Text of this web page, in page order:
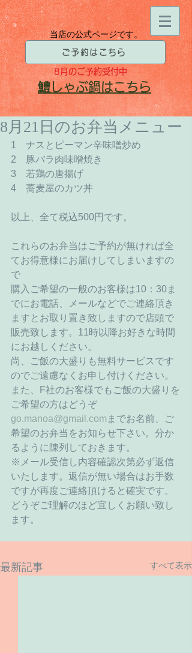
当店の公式ページです。
ご予約はこちら
8月のご予約受付中
​鱧しゃぶ鍋はこちら
8月21日のお弁当メニュー
1　ナスとピーマン辛味噌炒め
2　豚バラ肉味噌焼き
3　若鶏の唐揚げ
4　蕎麦屋のカツ丼
以上、全て税込500円です。
これらのお弁当はご予約が無ければ全
てお得意様にお届けしてしまいますの
で
購入ご希望の一般のお客様は10：30ま
でにお電話、メールなどでご連絡頂き
ますとお取り置き致しますので店頭で
販売致します。11時以降お好きな時間
にお越しください。
尚、ご飯の大盛りも無料サービスです
のでご遠慮なくお申し付けください。
また、F社のお客様でもご飯の大盛りを
ご希望の方はどうぞ
go.manoa@gmail.com までお名前、ご
希望のお弁当をお知らせ下さい。分か
るように陳列しておきます。
※メール受信し内容確認次第必ず返信
いたします。返信が無い場合はお手数
ですが再度ご連絡頂けると確実です。
どうぞご理解のほど宜しくお願い致し
ます。
最新記事 すべて表示